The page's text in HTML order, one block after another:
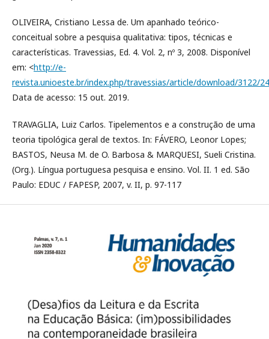
OLIVEIRA, Cristiano Lessa de. Um apanhado teórico-
conceitual sobre a pesquisa qualitativa: tipos, técnicas e
características. Travessias, Ed. 4. Vol. 2, nº 3, 2008. Disponível
em: <http://e-
revista.unioeste.br/index.php/travessias/article/download/3122/
Data de acesso: 15 out. 2019.
TRAVAGLIA, Luiz Carlos. Tipelementos e a construção de uma
teoria tipológica geral de textos. In: FÁVERO, Leonor Lopes;
BASTOS, Neusa M. de O. Barbosa & MARQUESI, Sueli Cristina.
(Org.). Língua portuguesa pesquisa e ensino. Vol. II. 1 ed. São
Paulo: EDUC / FAPESP, 2007, v. II, p. 97-117